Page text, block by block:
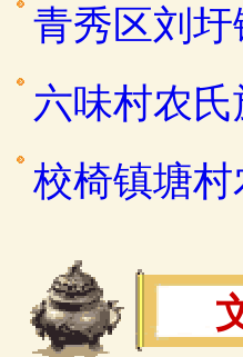
青秀区刘
六味村农氏
校椅镇塘